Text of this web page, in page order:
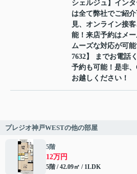
シェルジュ】イン
は全て弊社でご紹
見、オンライン接
能！来店予約はメ
ムーズな対応が可
7632】 までお電話
予約も可能！是非
お越しください！
プレジオ神戸WESTの他の部屋
5階
12万円
5階 / 42.09㎡ / 1LDK